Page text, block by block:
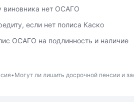
виновника нет ОСАГО
если нет полиса Каско
ОСАГО на подлинность и наличие
Могут ли лишить досрочной пенсии и